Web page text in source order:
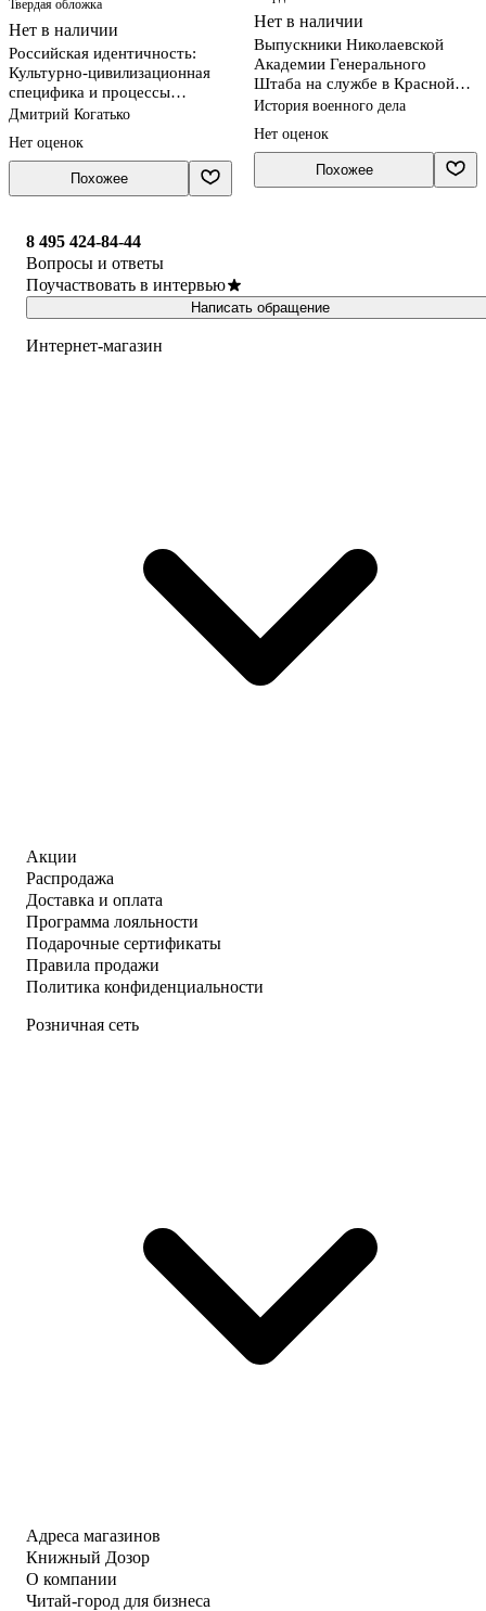
Твердая обложка
Нет в наличии
Российская идентичность:
Культурно-цивилизационная
специфика и процессы
трансформации
Дмитрий Когатько
Нет оценок
Похожее
Нет в наличии
Выпускники Николаевской
Академии Генерального
Штаба на службе в Красной
Армии
История военного дела
Нет оценок
Похожее
8 495 424-84-44
Вопросы и ответы
Поучаствовать в интервью
Написать обращение
Интернет-магазин
Акции
Распродажа
Доставка и оплата
Программа лояльности
Подарочные сертификаты
Правила продажи
Политика конфиденциальности
Розничная сеть
Адреса магазинов
Книжный Дозор
О компании
Читай-город для бизнеса